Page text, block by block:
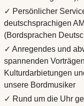
✓ Persönlicher
deutschsprachigen
(Bordsprachen
✓ Anregendes und
spannenden
Kulturdarbietungen
unsere Bordmusiker
✓ Rund um die Uhr